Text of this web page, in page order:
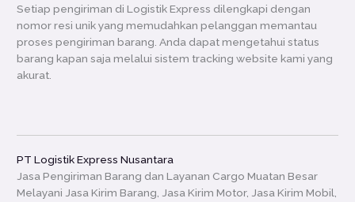
Setiap pengiriman di Logistik Express dilengkapi dengan
nomor resi unik yang memudahkan pelanggan memantau
proses pengiriman barang. Anda dapat mengetahui status
barang kapan saja melalui sistem tracking website kami yang
akurat.
PT Logistik Express Nusantara
Jasa Pengiriman Barang dan Layanan Cargo Muatan Besar
Melayani Jasa Kirim Barang, Jasa Kirim Motor, Jasa Kirim Mobil,